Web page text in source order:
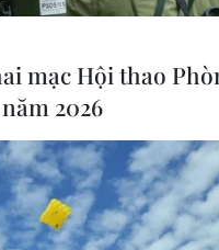
mật đợt 5 hồ sơ
mạc Hội thao
2026